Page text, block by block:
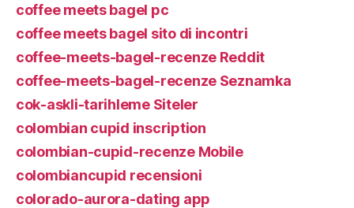
coffee meets bagel pc
coffee meets bagel sito di incontri
coffee-meets-bagel-recenze Reddit
coffee-meets-bagel-recenze Seznamka
cok-askli-tarihleme Siteler
colombian cupid inscription
colombian-cupid-recenze Mobile
colombiancupid recensioni
colorado-aurora-dating app